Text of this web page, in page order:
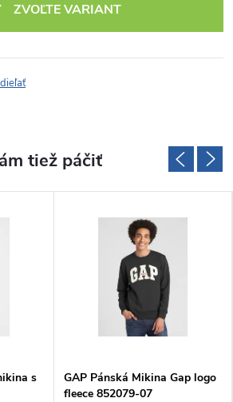
ZVOĽTE VARIANT
s
GAP Pánská Mikina Gap logo
fleece 852079-07